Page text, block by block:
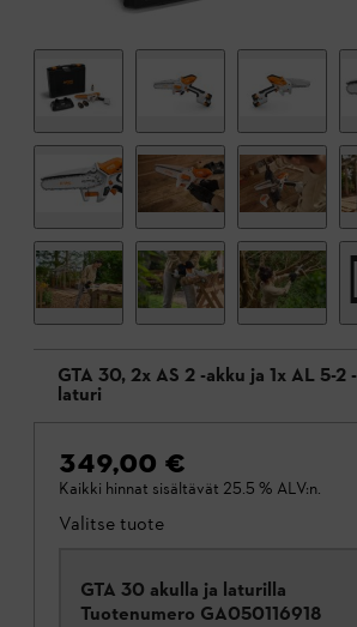
GTA 30, 2x AS 2 -akku ja 1x AL 5-2 -
laturi
349,00 €
Kaikki hinnat sisältävät 25.5 % ALV:n.
Valitse tuote
GTA 30 akulla ja laturilla
Tuotenumero GA050116918